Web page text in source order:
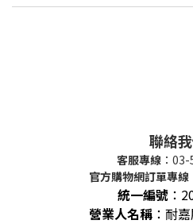
聯絡
客服專線 ：
官方購物網訂單專線
統一編號 ：
營業人名稱 ：耐